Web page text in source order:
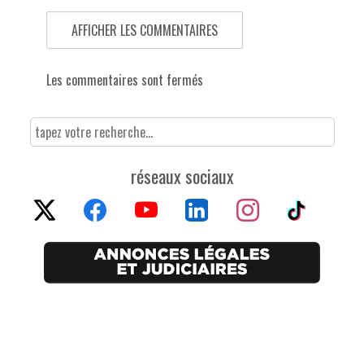
AFFICHER LES COMMENTAIRES
Les commentaires sont fermés
réseaux sociaux